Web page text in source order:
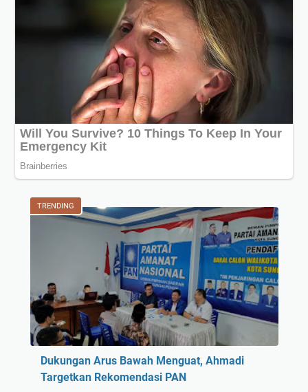
TRENDING
Dukungan Arus Bawah Menguat, Ahmadi
Targetkan Rekomendasi PAN